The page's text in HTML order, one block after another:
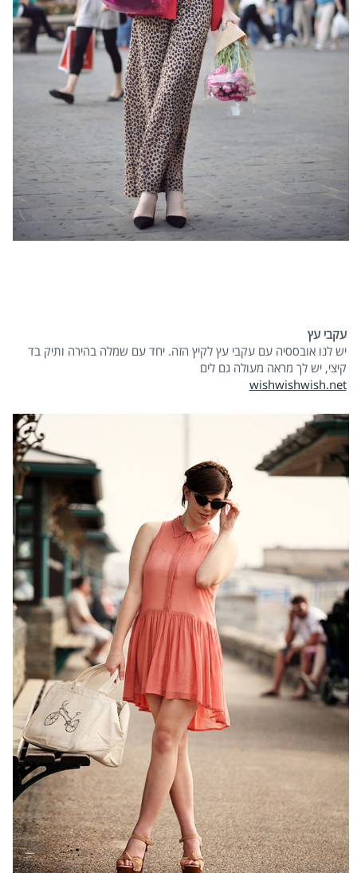
עקבי עץ
יש לנו אובססיה עם עקבי עץ לקיץ הזה. יחד עם שמלה בהירה ותיק בד
קיצי, יש לך מראה מעולה גם לים
wishwishwish.net